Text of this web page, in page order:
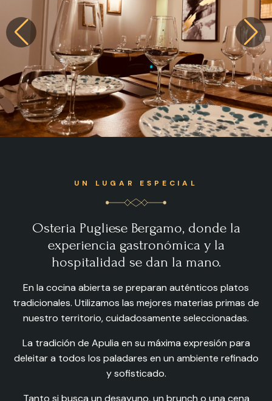
UN LUGAR ESPECIAL
Osteria Pugliese Bergamo, donde la
experiencia gastronómica y la
hospitalidad se dan la mano.
En la cocina abierta se preparan auténticos platos
tradicionales. Utilizamos las mejores materias primas de
nuestro territorio, cuidadosamente seleccionadas.
La tradición de Apulia en su máxima expresión para
deleitar a todos los paladares en un ambiente refinado
y sofisticado.
Tanto si busca un desayuno, un brunch o una cena